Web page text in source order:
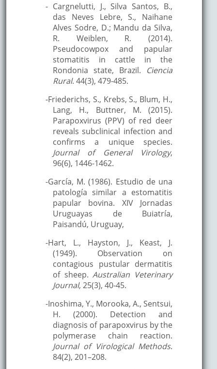
- Cargnelutti, J., Silva Santos, B.,
das Neves Lebre, S., Naihane
Alves Sodre, D.; Mandu da Silva,
R. Weiblen, R. (2014).
Pseudocowpox and papular
stomatitis in cattle in the
Rondonia state, Brazil. Ciencia
Rural. 44(3), 479-485.
-Friederichs, S., Krebs, S., Blum, H.,
Lang, H., Buttner, M. (2015).
Parapoxvirus (PPV) of red deer
reveals subclinical infection and
confirms a unique species.
Journal of General Virology,
96(6), 1446-1462.
-García, M. (1986). Estudio de una
patología similar a estomatitis
papular bovina. XIV Jornadas
Uruguayas de Buiatría,
Paisandú, Uruguay,
-Hart, L., Hayston, J., Keast, J.
(1949). Observation on
contagious pustular dermatitis
of sheep.Australian Veterinary
Journal, 25(3), 40-45.
-Inoshima, Y., Morooka, A., Sentsui,
H. (2000). Detection and
diagnosis of parapoxvirus by the
polymerase chain reaction.
Journal of Virological Methods.
84(2), 201–208.